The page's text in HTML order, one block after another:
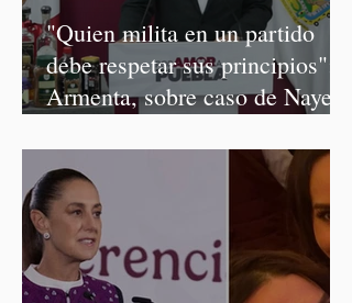
"Quien milita en un partido
debe respetar sus principios":
Armenta, sobre caso de Nayeli